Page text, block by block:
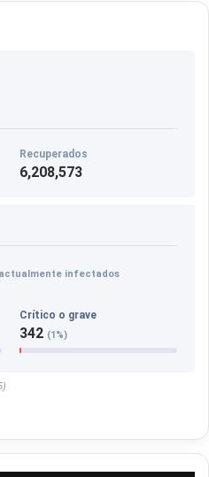
Recuperados
6,208,573
infectados
Crítico o grave
342 (1%)